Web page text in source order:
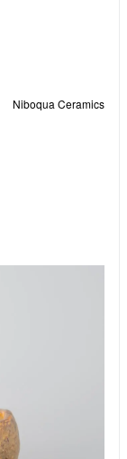
Niboqua Ceramics